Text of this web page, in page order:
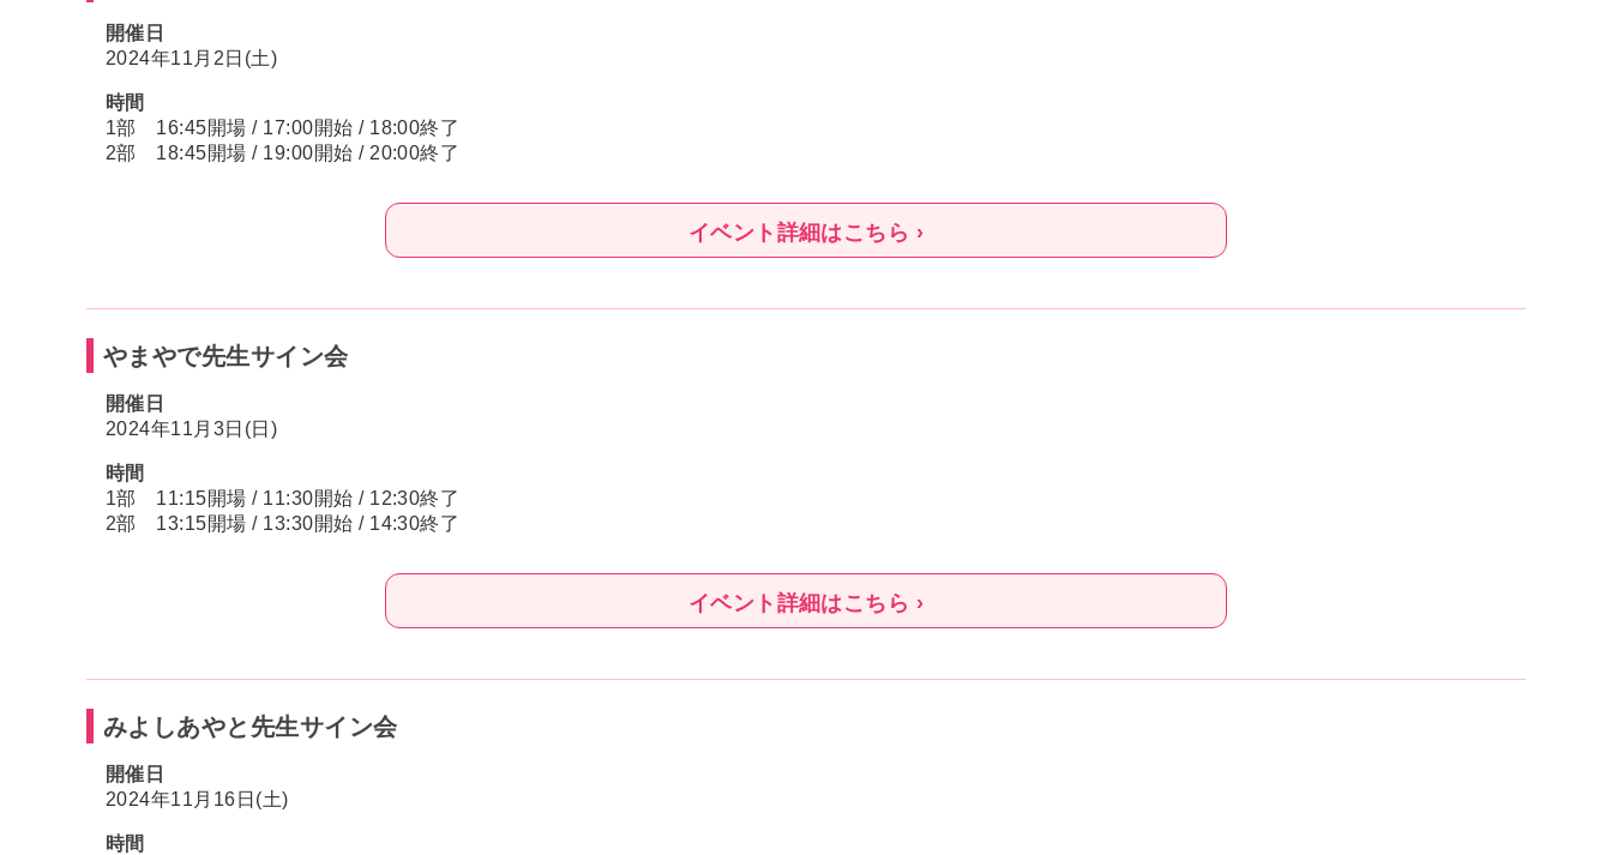
開催日
2024年11月2日(土)
時間
1部 16:45開場 / 17:00開始 / 18:00終了
2部 18:45開場 / 19:00開始 / 20:00終了
イベント詳細はこちら ›
やまやで先生サイン会
開催日
2024年11月3日(日)
時間
1部 11:15開場 / 11:30開始 / 12:30終了
2部 13:15開場 / 13:30開始 / 14:30終了
イベント詳細はこちら ›
みよしあやと先生サイン会
開催日
2024年11月16日(土)
時間